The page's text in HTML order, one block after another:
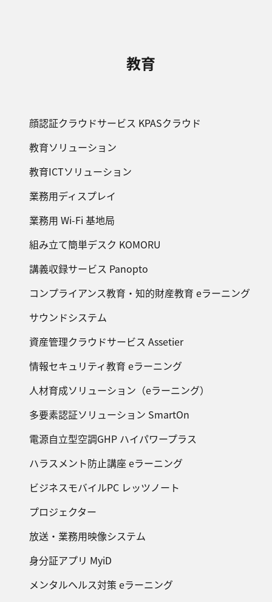
教育
顔認証クラウドサービス KPASクラウド
教育ソリューション
教育ICTソリューション
業務用ディスプレイ
業務用 Wi-Fi 基地局
組み立て簡単デスク KOMORU
講義収録サービス Panopto
コンプライアンス教育・知的財産教育 eラーニング
サウンドシステム
資産管理クラウドサービス Assetier
情報セキュリティ教育 eラーニング
人材育成ソリューション（eラーニング）
多要素認証ソリューション SmartOn
電源自立型空調GHP ハイパワープラス
ハラスメント防止講座 eラーニング
ビジネスモバイルPC レッツノート
プロジェクター
放送・業務用映像システム
身分証アプリ MyiD
メンタルヘルス対策 eラーニング